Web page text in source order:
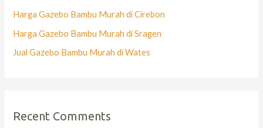
Harga Gazebo Bambu Murah di Cirebon
Harga Gazebo Bambu Murah di Sragen
Jual Gazebo Bambu Murah di Wates
Recent Comments